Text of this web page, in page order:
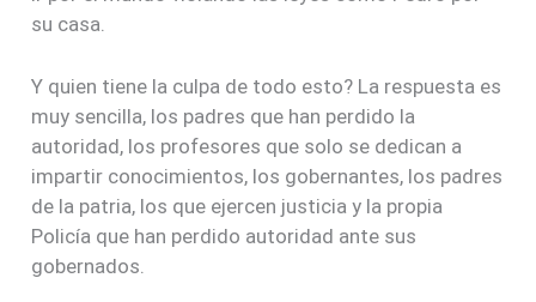
su casa.
Y quien tiene la culpa de todo esto? La respuesta es
muy sencilla, los padres que han perdido la
autoridad, los profesores que solo se dedican a
impartir conocimientos, los gobernantes, los padres
de la patria, los que ejercen justicia y la propia
Policía que han perdido autoridad ante sus
gobernados.